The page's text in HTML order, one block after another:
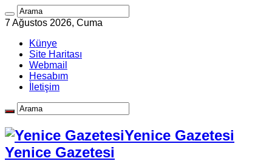
7 Ağustos 2026, Cuma
Künye
Site Haritası
Webmail
Hesabım
İletişim
Yenice Gazetesi
Yenice Gazetesi